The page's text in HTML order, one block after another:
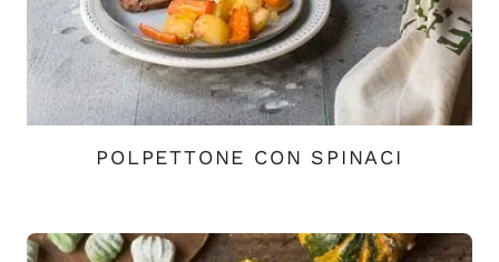
POLPETTONE CON SPINACI